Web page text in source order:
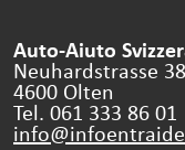
Auto-Aiuto
Neuhardstrasse 38
4600 Olten
Tel. 061 333 86 01